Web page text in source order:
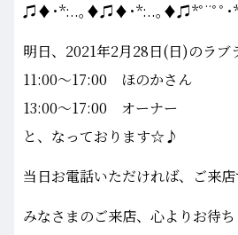
♫♦･*:..｡♦♫♦･*:..｡♦♫*ﾟ¨ﾟﾟ･
明日、2021年2月28日(日)のラブ
11:00～17:00 ほのかさん
13:00～17:00 オーナー
と、なっております☆♪
当日お電話いただければ、ご来
みなさまのご来店、心よりお待